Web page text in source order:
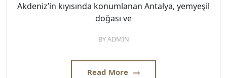
Akdeniz’in kıyısında konumlanan Antalya, yemyeşil
doğası ve
BYADMIN
Read More